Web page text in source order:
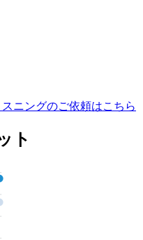
ニングのご依頼はこちら
ト